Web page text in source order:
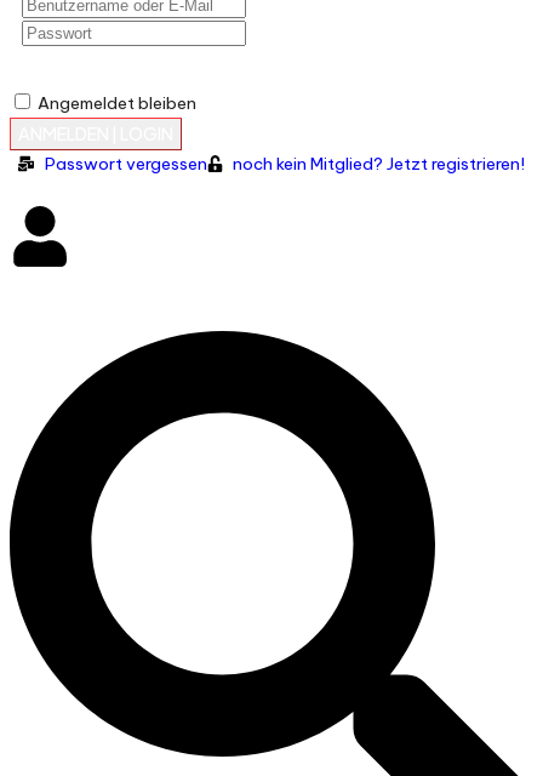
Angemeldet bleiben
Passwort vergessen noch kein Mitglied? Jetzt registrieren!